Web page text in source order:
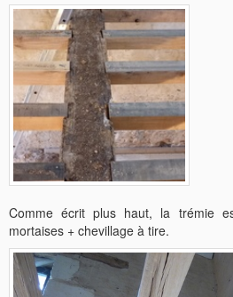
Comme écrit plus haut, la trémie
mortaises + chevillage à tire.